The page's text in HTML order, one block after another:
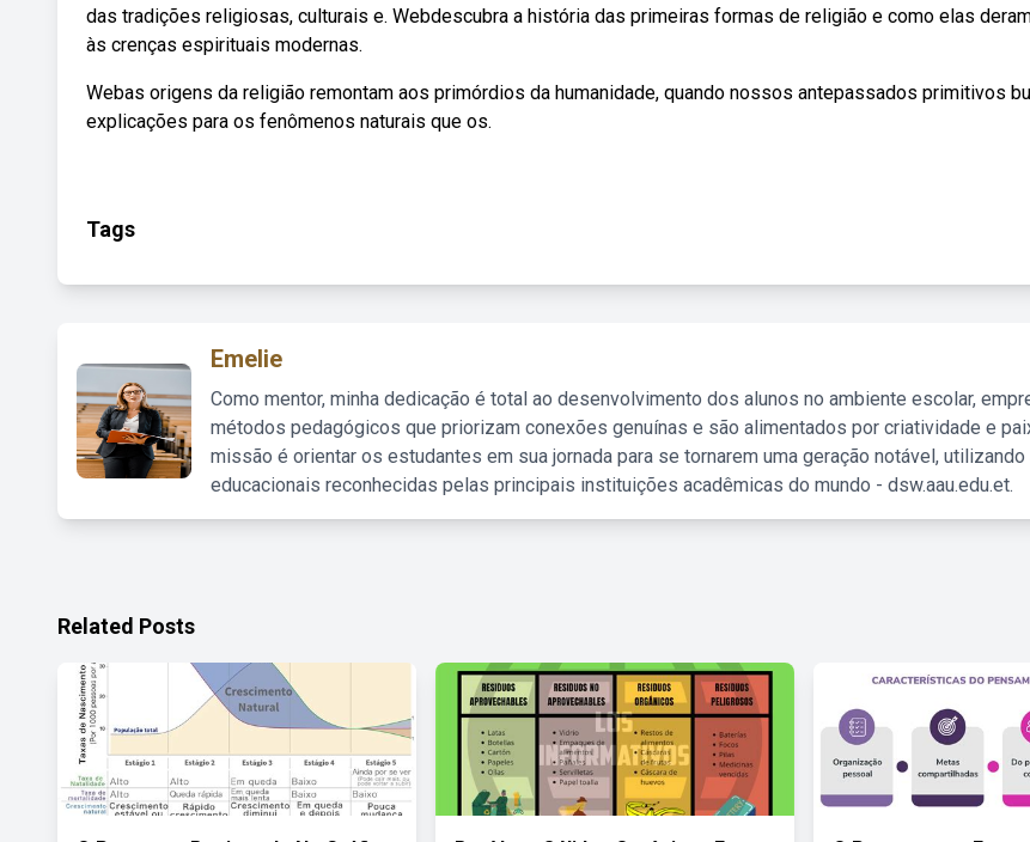
das tradições religiosas, culturais e. Webdescubra a história das primeiras formas de religião e como elas
às crenças espirituais modernas.
Webas origens da religião remontam aos primórdios da humanidade, quando nossos antepassados primitivos
explicações para os fenômenos naturais que os.
Tags
Emelie
Como mentor, minha dedicação é total ao desenvolvimento dos alunos no ambiente escolar,
métodos pedagógicos que priorizam conexões genuínas e são alimentados por criatividade e
missão é orientar os estudantes em sua jornada para se tornarem uma geração notável,
educacionais reconhecidas pelas principais instituições acadêmicas do mundo - dsw.aau.edu.et.
Related Posts